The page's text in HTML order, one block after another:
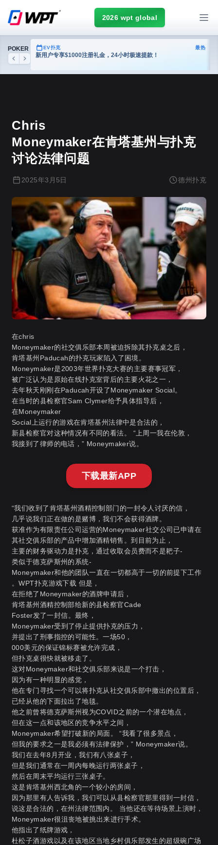
2026 wpt global
POKER
Previous
Next
热门 EV扑克 最热
新用户专享$1000注册礼金，24小时极速提款！
Chris
Moneymaker在肯塔基州与扑克
讨论法律问题
2025年3月5日 德州扑克
在chris
Moneymaker的社交俱乐部本周被迫拆除其扑克桌之后，
肯塔基州Paducah的扑克玩家陷入了困境。
Moneymaker是2003年世界扑克大赛的主要赛事冠军，
被广泛认为是原始在线扑克室背后的主要火花之一，
去年秋天刚刚在Paducah开设了Moneymaker Social。
在当时的县检察官Sam Clymer给予具体指导后，
在Moneymaker
Social上运行的游戏在肯塔基州法律中是合法的，
新县检察官对这种情况有不同的看法。 “上周一我在伦敦，
我接到了律师的电话，” Moneymaker说。
下载最新APP
“我们收到了肯塔基州酒精控制部门的一封令人讨厌的信，
几乎说我们正在做的是赌博，我们不会获得酒牌。
获准作为有限责任公司运营的Moneymaker社交公司已申请在
其社交俱乐部的产品中增加酒精销售。到目前为止，
主要的财务驱动力是扑克，通过收取会员费而不是耙子-
类似于德克萨斯州的系统-
Moneymaker和他的团队一直在一切都高于一切的前提下工作
。WPT扑克游戏下载 但是，
在拒绝了Moneymaker的酒牌申请后，
肯塔基州酒精控制部给新的县检察官Cade
Foster发了一封信。最终，
Moneymaker受到了停止提供扑克的压力，
并提出了刑事指控的可能性。一场50，
000美元的保证锦标赛被允许完成，
但扑克桌很快就被移走了。
这对Moneymaker和社交俱乐部来说是一个打击，
因为有一种明显的感觉，
他在专门寻找一个可以将扑克从社交俱乐部中撤出的位置后，
已经从他的下面拉出了地毯。
他之前曾将德克萨斯州视为COVID之前的一个潜在地点，
但在这一点和该地区的竞争水平之间，
Moneymaker希望打破新的局面。 “我看了很多景点，
但我的要求之一是我必须有法律保护，” Moneymaker说。
我们在去年8月开业，我们有八张桌子，
但是我们通常在一周内每晚运行两张桌子，
然后在周末平均运行三张桌子。
这是肯塔基州西北角的一个较小的房间，
因为那里有人告诉我，我们可以从县检察官那里得到一封信，
说这是合法的，在州法律范围内。 当他还在等待场景上演时，
Moneymaker很沮丧地被挑出来进行手术。
他指出了纸牌游戏，
杜松子酒游戏以及在该地区当地乡村俱乐部发生的超级碗广场